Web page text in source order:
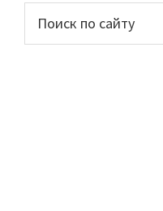
Основной
сайдбар